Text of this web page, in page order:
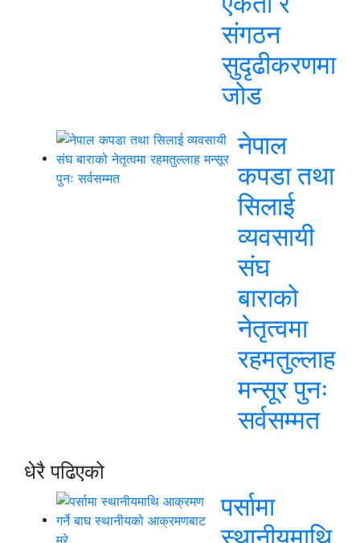
संगठन
सुदृढीकरणमा
जोड
नेपाल
कपडा तथा
सिलाई
व्यवसायी
संघ
बाराको
नेतृत्वमा
रहमतुल्लाह
मन्सूर पुनः
सर्वसम्मत
धेरै पढिएको
पर्सामा
स्थानीयमाथि